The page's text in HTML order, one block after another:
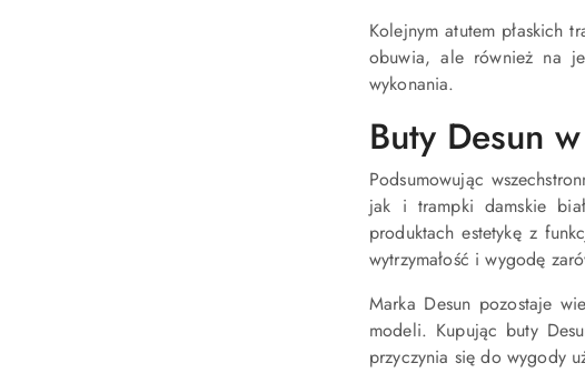
Kolejnym atutem płaskich
obuwia, ale również na
wykonania.
Buty Desun
Podsumowując
jak i trampki damskie
produktach estetykę z
wytrzymałość i wygodę
Marka Desun pozostaje
modeli. Kupując buty
przyczynia się do wygody